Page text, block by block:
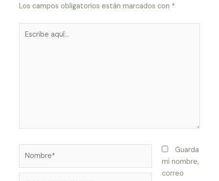
Los campos obligatorios están marcados con *
Guarda
mi nombre,
correo